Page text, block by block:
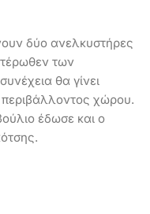
δύο ανελκυστήρες
των
θα γίνει
χώρου.
έδωσε και ο